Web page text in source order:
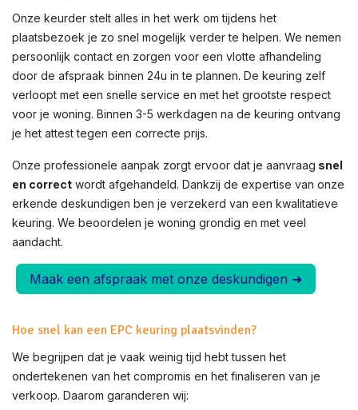
Onze keurder stelt alles in het werk om tijdens het
plaatsbezoek je zo snel mogelijk verder te helpen. We nemen
persoonlijk contact en zorgen voor een vlotte afhandeling
door de afspraak binnen 24u in te plannen. De keuring zelf
verloopt met een snelle service en met het grootste respect
voor je woning. Binnen 3-5 werkdagen na de keuring ontvang
je het attest tegen een correcte prijs.
Onze professionele aanpak zorgt ervoor dat je aanvraag snel
en correct wordt afgehandeld. Dankzij de expertise van onze
erkende deskundigen ben je verzekerd van een kwalitatieve
keuring. We beoordelen je woning grondig en met veel
aandacht.
Maak een afspraak met onze deskundigen ➜
Hoe snel kan een EPC keuring plaatsvinden?
We begrijpen dat je vaak weinig tijd hebt tussen het
ondertekenen van het compromis en het finaliseren van je
verkoop. Daarom garanderen wij: